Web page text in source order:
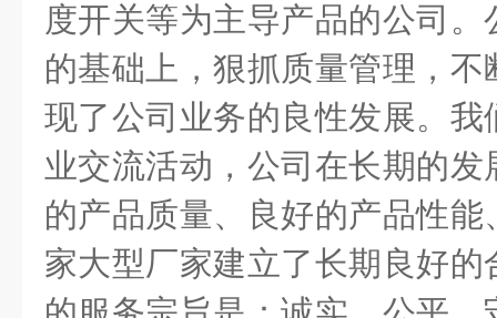
度开关等为主导产品的公司
的基础上，狠抓质量管理，
现了公司业务的良性发展。
业交流活动，公司在长期的
的产品质量、良好的产品性
家大型厂家建立了长期良好